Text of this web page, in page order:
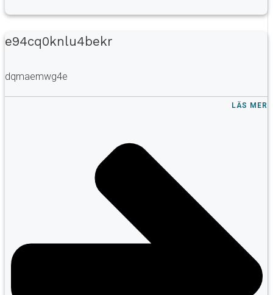
e94cq0knlu4bekr
dqmaemwg4e
LÄS MER